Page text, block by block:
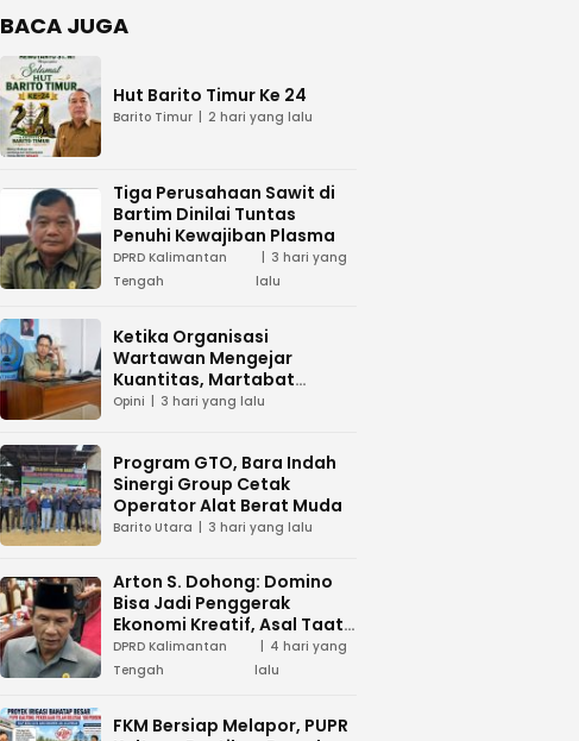
Juang TNI
AD di
Palangka
Raya
BACA JUGA
Hut Barito Timur Ke 24
Barito Timur 2 hari yang lalu
Tiga Perusahaan Sawit di
Bartim Dinilai Tuntas
Penuhi Kewajiban Plasma
DPRD Kalimantan
Tengah
3 hari yang
lalu
Ketika Organisasi
Wartawan Mengejar
Kuantitas, Martabat
Profesi Menjadi Taruhan
Opini 3 hari yang lalu
Program GTO, Bara Indah
Sinergi Group Cetak
Operator Alat Berat Muda
Barito Utara 3 hari yang lalu
Arton S. Dohong: Domino
Bisa Jadi Penggerak
Ekonomi Kreatif, Asal Taat
Aturan
DPRD Kalimantan
Tengah
4 hari yang
lalu
FKM Bersiap Melapor, PUPR